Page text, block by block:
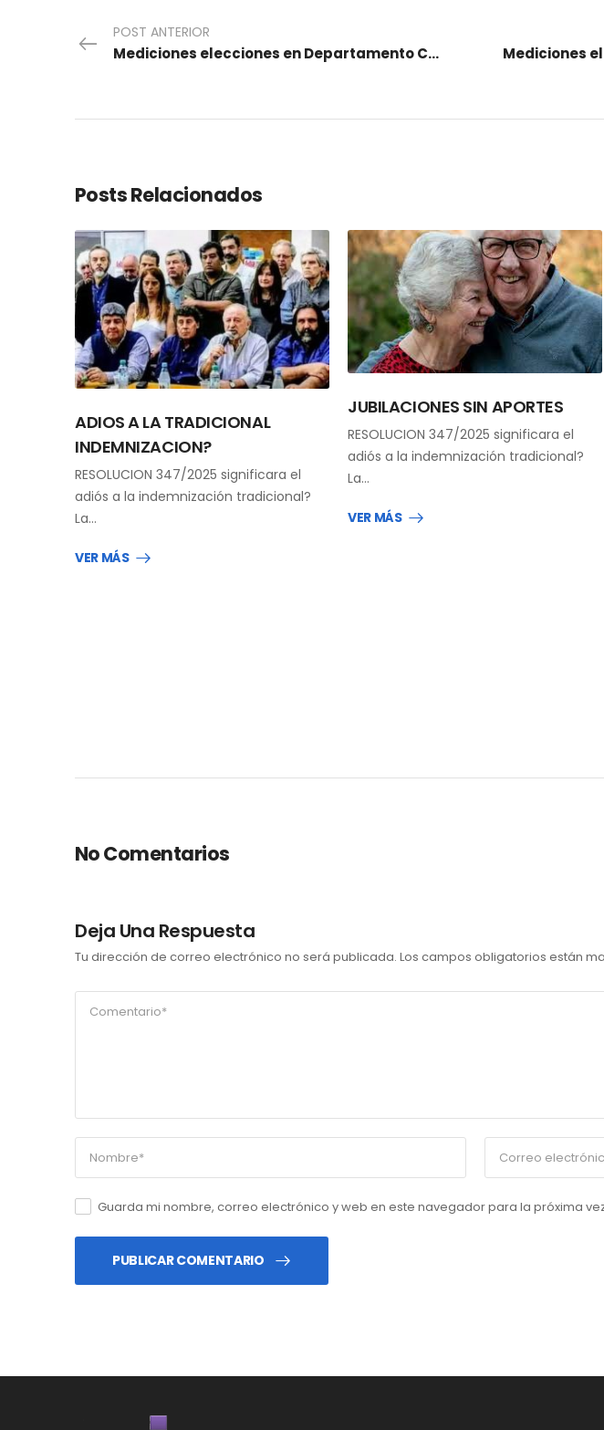
POST ANTERIOR
Mediciones elecciones en Departamento Colon (Ciudad de Villa Elisa)
Posts Relacionados
ADIOS A LA TRADICIONAL
INDEMNIZACION?
RESOLUCION 347/2025 significara el
adiós a la indemnización tradicional?
La…
VER MÁS
JUBILACIONES SIN APORTES
RESOLUCION 347/2025 significara el
adiós a la indemnización tradicional?
La…
VER MÁS
No Comentarios
Deja Una Respuesta
Tu dirección de correo electrónico no será publicada. Los campos obligatorios están
Guarda mi nombre, correo electrónico y web en este navegador para la próxima
PUBLICAR COMENTARIO